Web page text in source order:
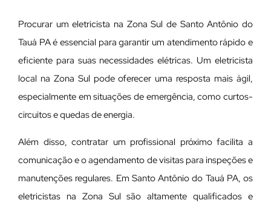
Procurar um eletricista na Zona Sul de Santo Antônio do
Tauá PA é essencial para garantir um atendimento rápido e
eficiente para suas necessidades elétricas. Um eletricista
local na Zona Sul pode oferecer uma resposta mais ágil,
especialmente em situações de emergência, como curtos-
circuitos e quedas de energia.
Além disso, contratar um profissional próximo facilita a
comunicação e o agendamento de visitas para inspeções e
manutenções regulares. Em Santo Antônio do Tauá PA, os
eletricistas na Zona Sul são altamente qualificados e